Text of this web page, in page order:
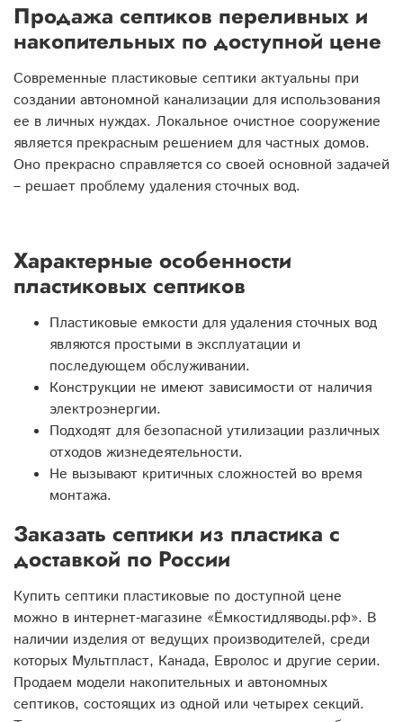
Продажа септиков переливных и
накопительных по доступной цене
Современные пластиковые септики актуальны при
создании автономной канализации для использования
ее в личных нуждах. Локальное очистное сооружение
является прекрасным решением для частных домов.
Оно прекрасно справляется со своей основной задачей
– решает проблему удаления сточных вод.
Характерные особенности
пластиковых септиков
Пластиковые емкости для удаления сточных вод
являются простыми в эксплуатации и
последующем обслуживании.
Конструкции не имеют зависимости от наличия
электроэнергии.
Подходят для безопасной утилизации различных
отходов жизнедеятельности.
Не вызывают критичных сложностей во время
монтажа.
Заказать септики из пластика с
доставкой по России
Купить септики пластиковые по доступной цене
можно в интернет-магазине «Ёмкостидляводы.рф». В
наличии изделия от ведущих производителей, среди
которых Мультпласт, Канада, Евролос и другие серии.
Продаем модели накопительных и автономных
септиков, состоящих из одной или четырех секций.